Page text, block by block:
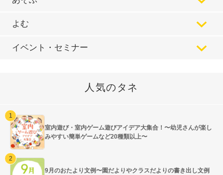
よむ
イベント・セミナー
人気のタネ
室内遊び・室内ゲーム遊びアイデア大集合！〜幼児さんが楽し
みやすい簡単ゲームなど20種類以上〜
9月のおたより文例〜園だよりやクラスだよりの書き出し文例